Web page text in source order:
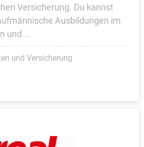
Versicherung. Du kannst
Ausbildungen im
und...
und Versicherung